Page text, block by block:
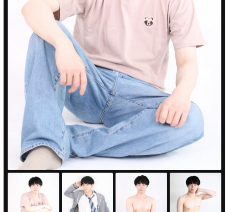
PUA'蒲田
PUA'羽田
PUA'吉祥寺
PUA立川
PUA町田